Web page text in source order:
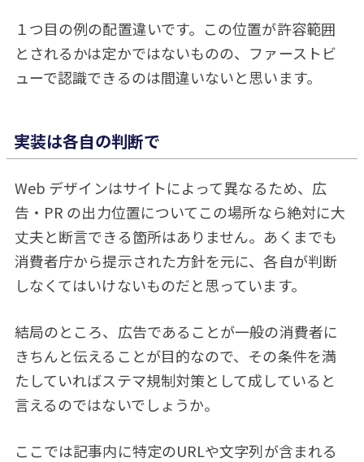
１つ目の例の配置違いです。この位置が許容範囲
とされるかは定かではないものの、ファーストビ
ューで認識できるのは間違いないと思います。
実装は各自の判断で
Web デザインはサイトによって異なるため、広
告・PR の出力位置についてこの場所なら絶対に大
丈夫と断言できる箇所はありません。あくまでも
消費者庁から提示された方針を元に、各自が判断
しなくてはいけないものだと思っています。
結局のところ、広告であることが一般の消費者に
きちんと伝えることが目的なので、その条件を満
たしていればステマ規制対策として成していると
言えるのではないでしょうか。
ここでは記事内に特定のURLや文字列が含まれる